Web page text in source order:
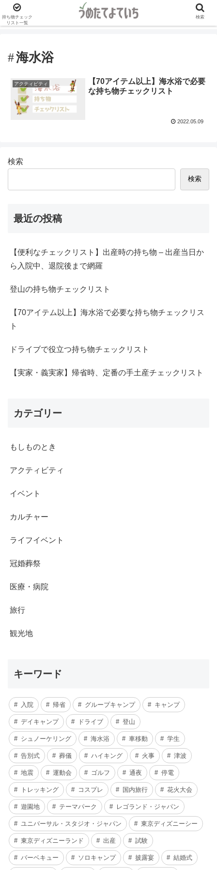
海水浴
アクティビティ
【70アイテム以上】海水浴で必要
な持ち物チェックリスト
2022.05.09
検索
検索
最近の投稿
【便利なチェックリスト】出産時の持ち物 – 出産当日か
ら入院中、退院後まで網羅
登山の持ち物チェックリスト
【70アイテム以上】海水浴で必要な持ち物チェックリス
ト
ドライブで役立つ持ち物チェックリスト
【実家・義実家】帰省時、定番の手土産チェックリスト
カテゴリー
もしものとき
アクティビティ
イベント
カルチャー
ライフイベント
冠婚葬祭
医療・病院
旅行
観光地
キーワード
入院 帰省 グループキャンプ キャンプ
デイキャンプ ドライブ 登山
シュノーケリング 海水浴 車移動 学生
告別式 葬儀 ハイキング 火事 津波
地震 運動会 ゴルフ 通夜 停電
トレッキング コスプレ 国内旅行 花火大会
遊園地 テーマパーク レゴランド・ジャパン
ユニバーサル・スタジオ・ジャパン 東京ディズニーシー
東京ディズニーランド 出産 試験
バーベキュー ソロキャンプ 披露宴 結婚式
持ち物チェック
リスト一覧
検索